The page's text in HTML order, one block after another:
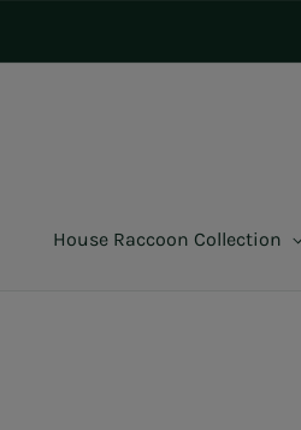
House Raccoon Collection